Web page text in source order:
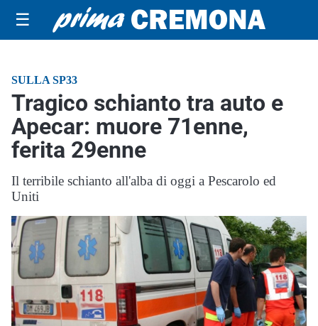
☰
SULLA SP33
Tragico schianto tra auto e
Apecar: muore 71enne,
ferita 29enne
Il terribile schianto all'alba di oggi a Pescarolo ed
Uniti